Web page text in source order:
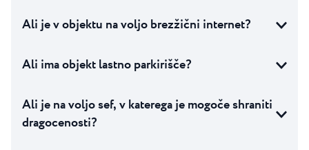
Ali je v objektu na voljo brezžični internet?
Ali ima objekt lastno parkirišče?
Ali je na voljo sef, v katerega je mogoče shraniti
dragocenosti?